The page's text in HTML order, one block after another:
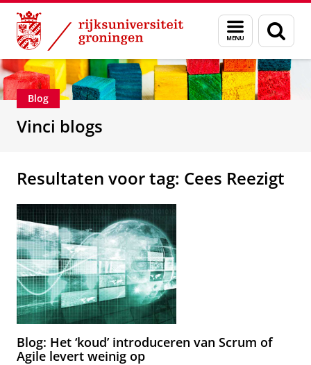
Skip
Content
Skip
Navigation
Menu
en
zoeken
Department of Innovation Management &
Blog
Vinci blogs
Resultaten voor tag: Cees Reezigt
Blog: Het ‘koud’ introduceren van Scrum of
Agile levert weinig op